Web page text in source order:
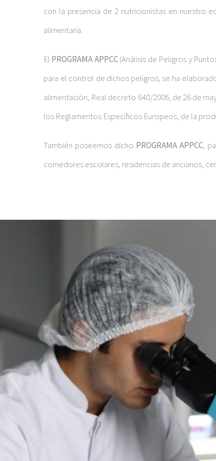
con la presencia de 2 nutricionistas en nuestro
alimentaria.
El PROGRAMA APPCC(Análisis de Peligros y
para el control de dichos peligros, se ha
alimentación, Real decreto 640/2006, de 26 de
los Reglamentos Específicos Europeos, de la
También poseemos dicho PROGRAMA APPCC,
comedores escolares, residencias de ancianos,